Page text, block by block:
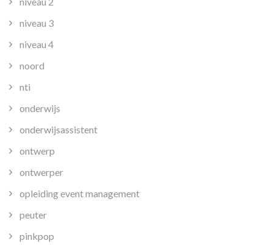
niveau 3
niveau 4
noord
nti
onderwijs
onderwijsassistent
ontwerp
ontwerper
opleiding event management
peuter
pinkpop